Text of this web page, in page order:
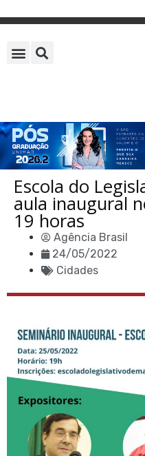
Escola do
aula inaugural
19 horas
Agência Brasil
24/05/2022
Cidades